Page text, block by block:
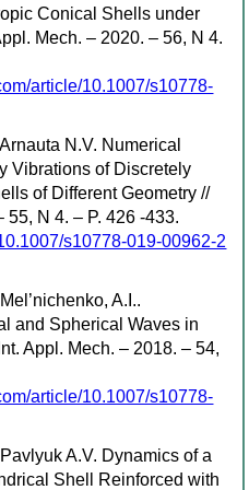
Conical Shells under
Mech. – 2020. – 56, N 4.
article/10.1007/s10778-
N.V. Numerical
Vibrations of Discretely
of Different Geometry //
55, N 4. – P. 426 -433.
s10778-019-00962-2
A.I..
and Spherical Waves in
Appl. Mech. – 2018. – 54,
article/10.1007/s10778-
A.V. Dynamics of a
Shell Reinforced with